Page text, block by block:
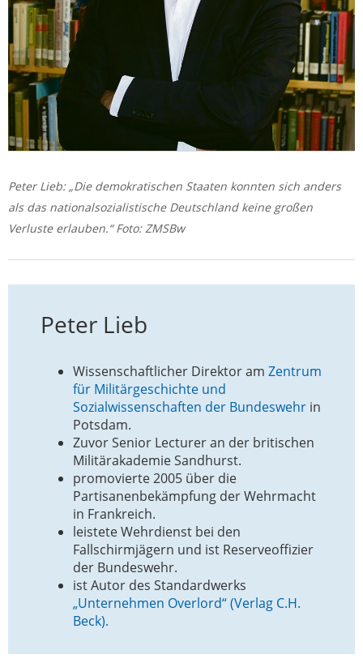
Peter Lieb: „Die demokratischen Staaten konnten sich anders
als das nationalsozialistische Deutschland keine großen
Verluste erlauben.“ Foto: ZMSBw
Peter Lieb
Wissenschaftlicher Direktor am Zentrum
für Militärgeschichte und
Sozialwissenschaften der Bundeswehr in
Potsdam.
Zuvor Senior Lecturer an der britischen
Militärakademie Sandhurst.
promovierte 2005 über die
Partisanenbekämpfung der Wehrmacht
in Frankreich.
leistete Wehrdienst bei den
Fallschirmjägern und ist Reserveoffizier
der Bundeswehr.
ist Autor des Standardwerks
„Unternehmen Overlord“ (Verlag C.H.
Beck).